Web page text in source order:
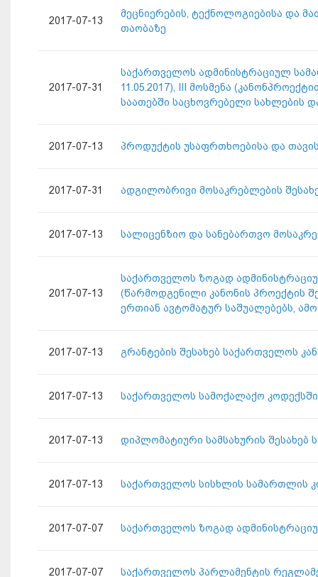
2017-07-13
მეცნიერების, ტექნოლოგიებისა და
თაობაზე
2017-07-31
საქართველოს ადმინისტრაციულ
11.05.2017), III მოსმენა
საათებში საცხოვრებელი სახლების
2017-07-13 პროდუქტის უსაფრთხოებისა და
2017-07-31 ადგილობრივი მოსაკრებლების
2017-07-13 სალიცენზიო და სანებართვო
2017-07-13
საქართველოს ზოგად
(წარმოდგენილი კანონის პროექტის
ერთიან ავტომატურ საშუალებებს,
2017-07-13 გრანტების შესახებ საქართველოს
2017-07-13 საქართველოს სამოქალაქო
2017-07-13 დიპლომატიური სამსახურის
2017-07-13 საქართველოს სისხლის სამართლის
2017-07-07 საქართველოს ზოგად
2017-07-07 საქართველოს პარლამენტის